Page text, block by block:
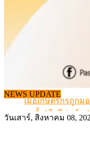
NEWS UPDATE
สกัดลักลอบนำเข้
เมื่อเกษตรกรถูกม
สุดอั้น! ไข่ไก่หน้าฟ
ข้อมูลราคา สุกรมี
วันเสาร์, สิงหาคม 08,